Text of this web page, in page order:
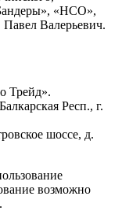
«НСО»,
Валерьевич.
Трейд».
Респ., г.
шоссе, д.
возможно